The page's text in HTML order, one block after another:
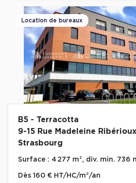
Location de bureaux
B5 - Terracotta
9-15 Rue Madeleine
Strasbourg
Surface : 4 277 m², div. min. 736
Dès 160 € HT/HC/m²/an